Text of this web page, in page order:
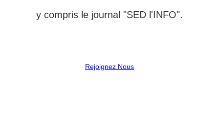
y compris le journal "SED l'INFO".
Rejoignez Nous